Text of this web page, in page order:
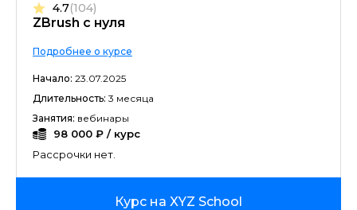
ZBrush с нуля
4.7(104)
Подробнее о курсе
Начало: 23.07.2025
Длительность: 3 месяца
Занятия: вебинары
98 000 ₽ / курс
Рассрочки нет.
Курс на XYZ School